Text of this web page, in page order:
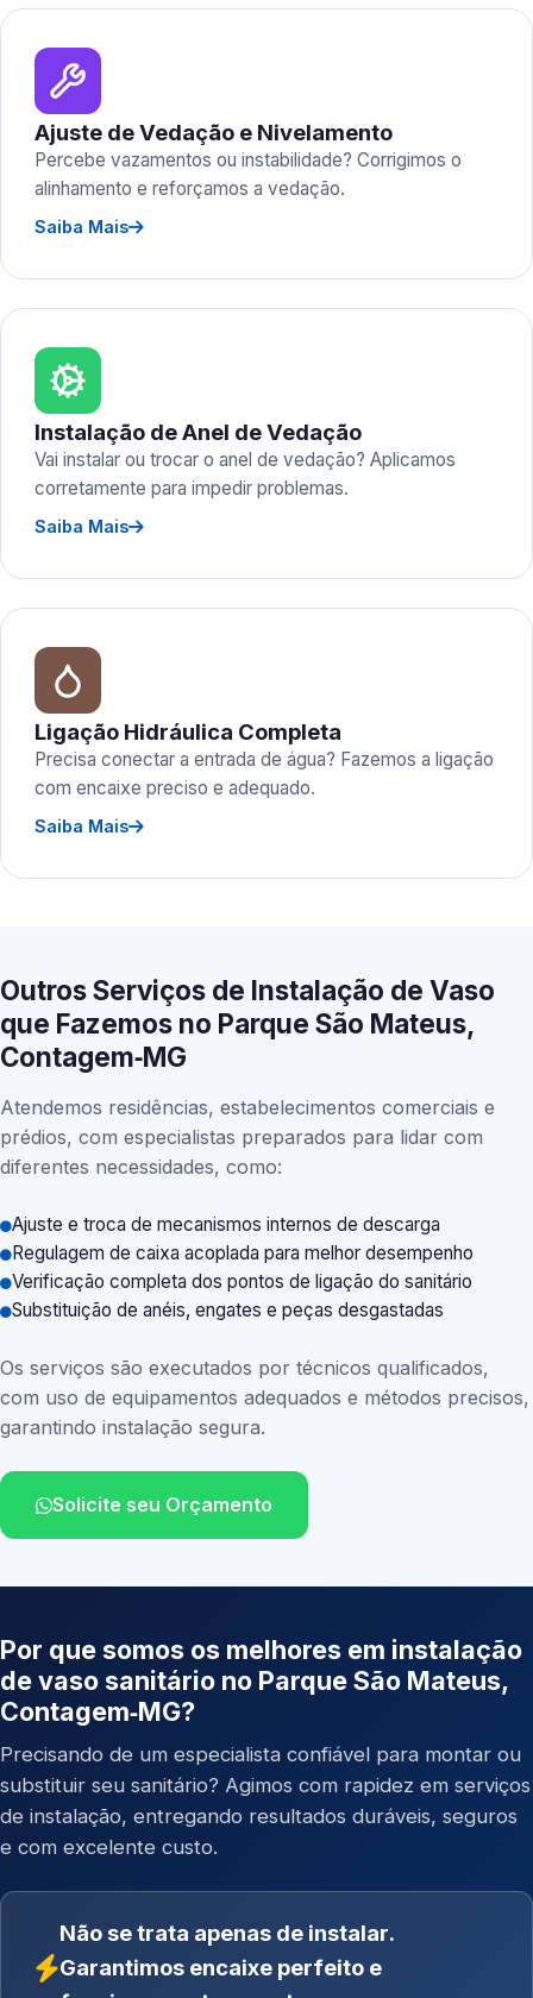
Ajuste de Vedação e Nivelamento
Percebe vazamentos ou instabilidade? Corrigimos o
alinhamento e reforçamos a vedação.
Saiba Mais
Instalação de Anel de Vedação
Vai instalar ou trocar o anel de vedação? Aplicamos
corretamente para impedir problemas.
Saiba Mais
Ligação Hidráulica Completa
Precisa conectar a entrada de água? Fazemos a ligação
com encaixe preciso e adequado.
Saiba Mais
Outros Serviços de Instalação de Vaso
que Fazemos no Parque São Mateus,
Contagem‑MG
Atendemos residências, estabelecimentos comerciais e
prédios, com especialistas preparados para lidar com
diferentes necessidades, como:
Ajuste e troca de mecanismos internos de descarga
Regulagem de caixa acoplada para melhor desempenho
Verificação completa dos pontos de ligação do sanitário
Substituição de anéis, engates e peças desgastadas
Os serviços são executados por técnicos qualificados,
com uso de equipamentos adequados e métodos precisos,
garantindo instalação segura.
Solicite seu Orçamento
Por que somos os melhores em instalação
de vaso sanitário no Parque São Mateus,
Contagem‑MG?
Precisando de um especialista confiável para montar ou
substituir seu sanitário? Agimos com rapidez em serviços
de instalação, entregando resultados duráveis, seguros
e com excelente custo.
Não se trata apenas de instalar.
Garantimos encaixe perfeito e